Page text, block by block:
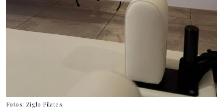
Fotos: Ziglo Pilates.